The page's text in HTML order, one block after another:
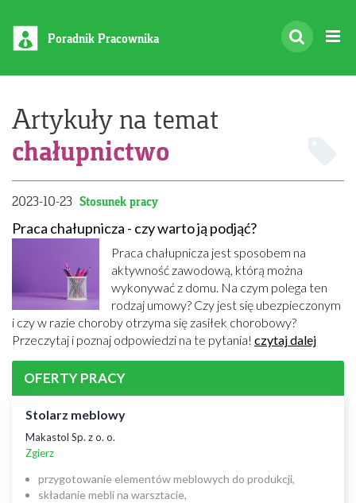
Poradnik Pracownika
Artykuły na temat
chałupnictwo
2023-10-23 Stosunek pracy
Praca chałupnicza - czy warto ją podjąć?
Praca chałupnicza jest sposobem na
aktywność zawodową, którą można
wykonywać z domu. Na czym polega ten
rodzaj umowy? Czy jest się ubezpieczonym
i czy w razie choroby otrzyma się zasiłek chorobowy?
Przeczytaj i poznaj odpowiedzi na te pytania! czytaj dalej
OFERTY PRACY
Stolarz meblowy
Makastol Sp. z o. o.
Zgierz
przygotowanie elementów meblowych do produkcji,
składanie mebli na warsztacie,